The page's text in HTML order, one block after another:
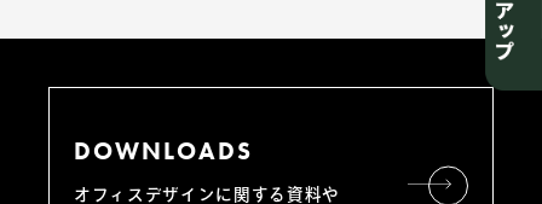
DOWNLOADS
オフィスデザインに関する資料や